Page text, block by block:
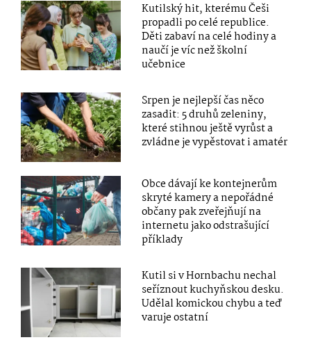
Kutilský hit, kterému Češi
propadli po celé republice.
Děti zabaví na celé hodiny a
naučí je víc než školní
učebnice
Srpen je nejlepší čas něco
zasadit: 5 druhů zeleniny,
které stihnou ještě vyrůst a
zvládne je vypěstovat i amatér
Obce dávají ke kontejnerům
skryté kamery a nepořádné
občany pak zveřejňují na
internetu jako odstrašující
příklady
Kutil si v Hornbachu nechal
seříznout kuchyňskou desku.
Udělal komickou chybu a teď
varuje ostatní